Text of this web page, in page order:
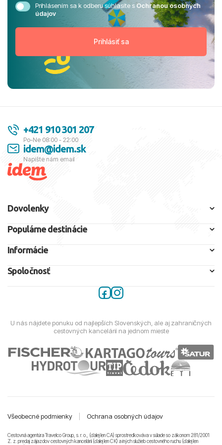
Prihlásením sa k odberu súhlasíte sOchranou osobných
údajov
+421 910 301 207
Po-Ne 08:00 - 22:00
idem@idem.sk
Napíšte nám email
Dovolenky
Populárne destinácie
Informácie
Spoločnosť
U nás nájdete ponuku od najlepších Slovenských, ale aj zahraničných
cestovných kancelárií na jednom mieste
Všeobecné podmienky Ochrana osobných údajov
Cestovná agentúra Travelco Group, s. r. o., (ďalej len CA) sprostredkováva v súlade so zákonom 281/2001
Z. z. predaj zájazdov cestovných kancelárii (ďalej len CK) a iných služieb cestovného ruchu (ďalej len